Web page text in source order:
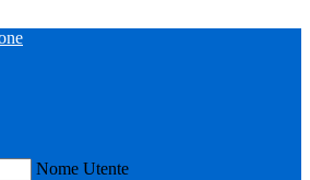
Nome Utente